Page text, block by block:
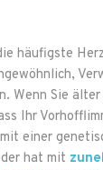
häufigste
Wenn Sie
Ihr
einer
hat mit